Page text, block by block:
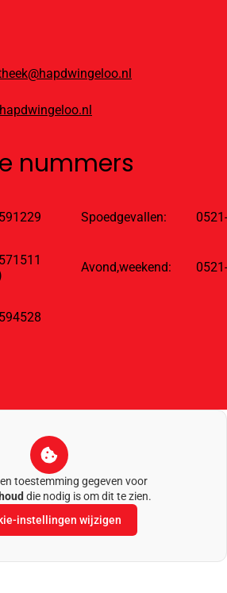
nummers
Spoedgevallen:
Avond,weekend:
toestemming gegeven voor
die nodig is om dit te zien.
instellingen wijzigen